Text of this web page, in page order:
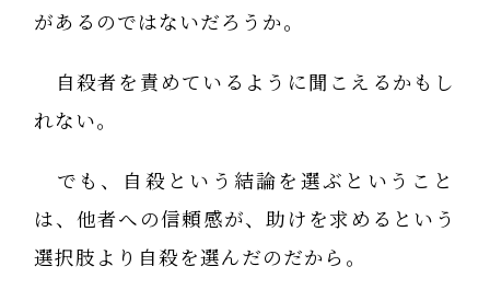
があるのではないだろうか。
自殺者を責めているように聞こえるかもし
れない。
でも、自殺という結論を選ぶということ
は、他者への信頼感が、助けを求めるという
選択肢より自殺を選んだのだから。